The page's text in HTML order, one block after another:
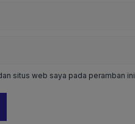
situs web saya pada peramban